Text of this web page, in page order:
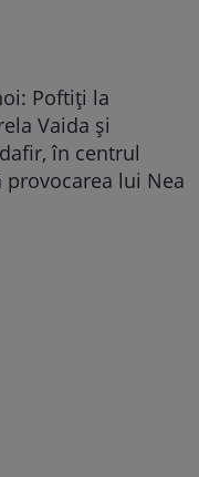
Poftiți la
Vaida și
în centrul
lui Nea